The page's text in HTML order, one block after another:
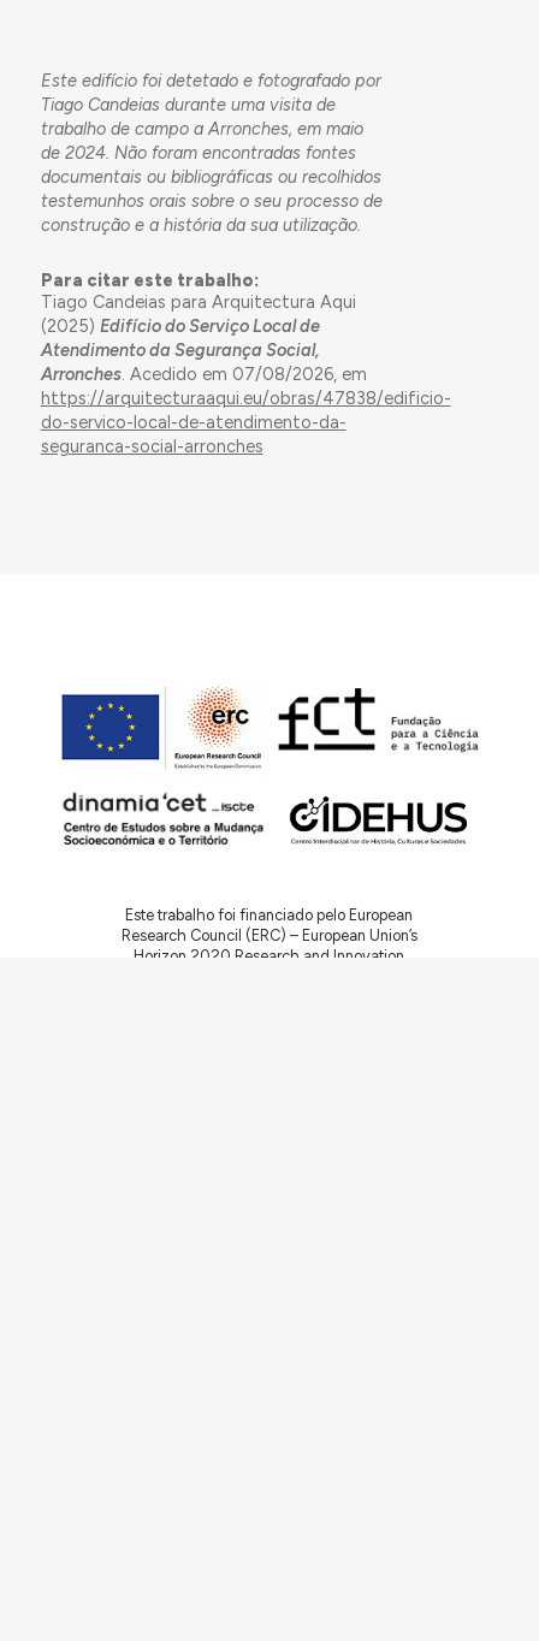
Este edifício foi detetado e fotografado por
Tiago Candeias durante uma visita de
trabalho de campo a Arronches, em maio
de 2024. Não foram encontradas fontes
documentais ou bibliográficas ou recolhidos
testemunhos orais sobre o seu processo de
construção e a história da sua utilização.
Para citar este trabalho:
Tiago Candeias para Arquitectura Aqui
(2025) Edifício do Serviço Local de
Atendimento da Segurança Social,
Arronches. Acedido em 07/08/2026, em
https://arquitecturaaqui.eu/obras/47838/edificio-
do-servico-local-de-atendimento-da-
seguranca-social-arronches
Este trabalho foi financiado pelo European
Research Council (ERC) – European Union’s
Horizon 2020 Research and Innovation